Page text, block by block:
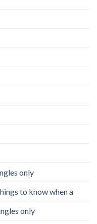
only
to know when a
only